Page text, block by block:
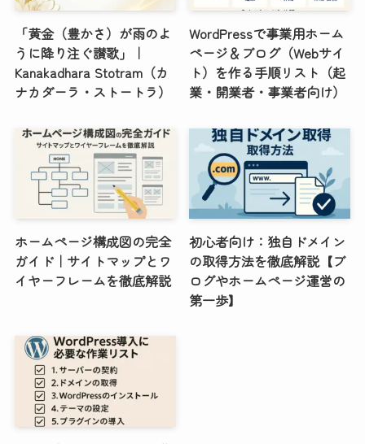
「黄金（豊かさ）が雨のよ
うに降り注ぐ讃歌」｜
Kanakadhara Stotram（カ
ナカダーラ・ストートラ）
WordPressで事業用ホーム
ページ＆ブログ（Webサイ
ト）を作る手順リスト（起
業・開業者・事業者向け）
ホームページ構成図の完全
ガイド｜サイトマップとワ
イヤーフレームを徹底解説
初心者向け：独自ドメイン
の取得方法を徹底解説【ブ
ログやホームページ運営の
第一歩】